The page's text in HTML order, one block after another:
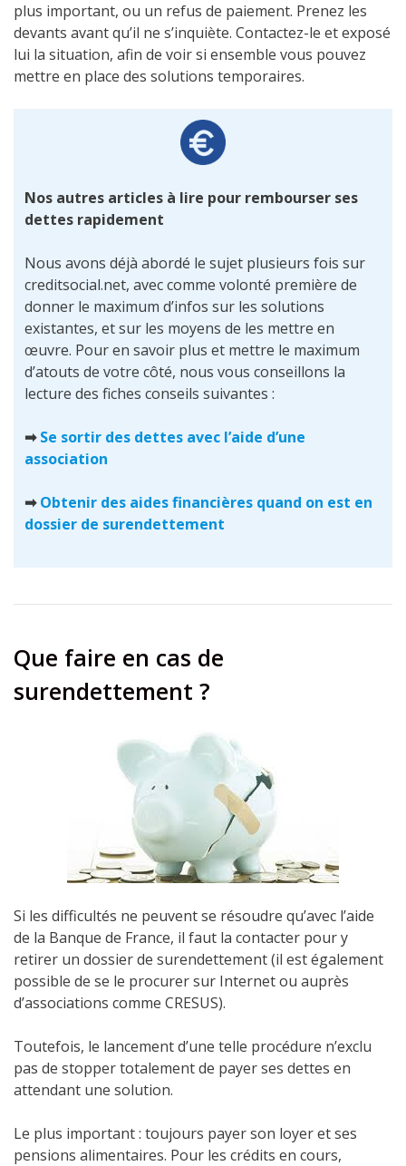
plus important, ou un refus de paiement. Prenez les
devants avant qu’il ne s’inquiète. Contactez-le et exposé
lui la situation, afin de voir si ensemble vous pouvez
mettre en place des solutions temporaires.
Nos autres articles à lire pour rembourser ses
dettes rapidement
Nous avons déjà abordé le sujet plusieurs fois sur
creditsocial.net, avec comme volonté première de
donner le maximum d’infos sur les solutions
existantes, et sur les moyens de les mettre en
œuvre. Pour en savoir plus et mettre le maximum
d’atouts de votre côté, nous vous conseillons la
lecture des fiches conseils suivantes :
➡ Se sortir des dettes avec l’aide d’une
association
➡ Obtenir des aides financières quand on est en
dossier de surendettement
Que faire en cas de
surendettement ?
Si les difficultés ne peuvent se résoudre qu’avec l’aide
de la Banque de France, il faut la contacter pour y
retirer un dossier de surendettement (il est également
possible de se le procurer sur Internet ou auprès
d’associations comme CRESUS).
Toutefois, le lancement d’une telle procédure n’exclu
pas de stopper totalement de payer ses dettes en
attendant une solution.
Le plus important : toujours payer son loyer et ses
pensions alimentaires. Pour les crédits en cours,